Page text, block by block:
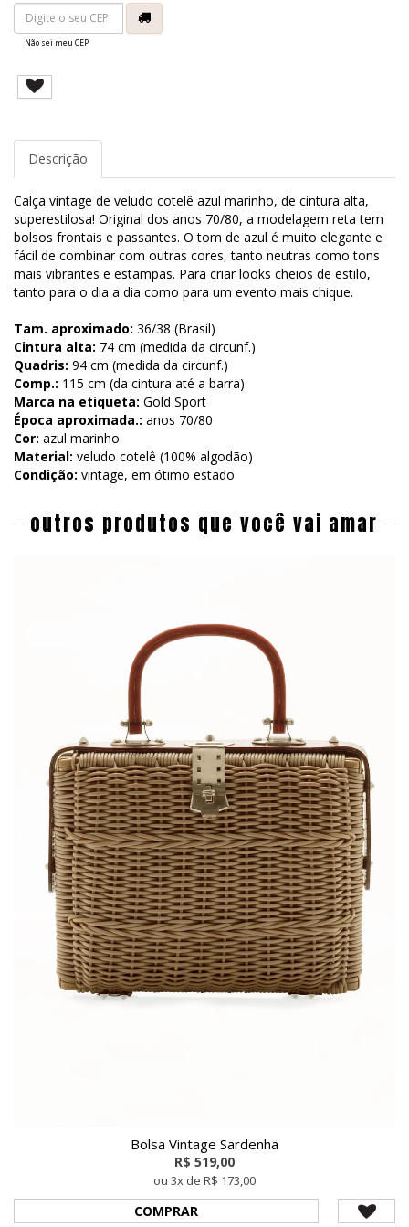
Não sei meu CEP
Descrição
Calça vintage de veludo cotelê azul marinho, de cintura alta,
superestilosa! Original dos anos 70/80, a modelagem reta tem
bolsos frontais e passantes. O tom de azul é muito elegante e
fácil de combinar com outras cores, tanto neutras como tons
mais vibrantes e estampas. Para criar looks cheios de estilo,
tanto para o dia a dia como para um evento mais chique.
Tam. aproximado: 36/38 (Brasil)
Cintura alta: 74 cm (medida da circunf.)
Quadris: 94 cm (medida da circunf.)
Comp.: 115 cm (da cintura até a barra)
Marca na etiqueta: Gold Sport
Época aproximada.: anos 70/80
Cor: azul marinho
Material: veludo cotelê (100% algodão)
Condição: vintage, em ótimo estado
outros produtos que você vai amar
Bolsa Vintage Sardenha
R$ 519,00
ou 3x de R$ 173,00
COMPRAR